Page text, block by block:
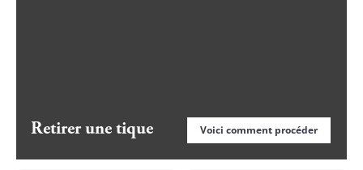
Retirer une tique Voici comment procéder